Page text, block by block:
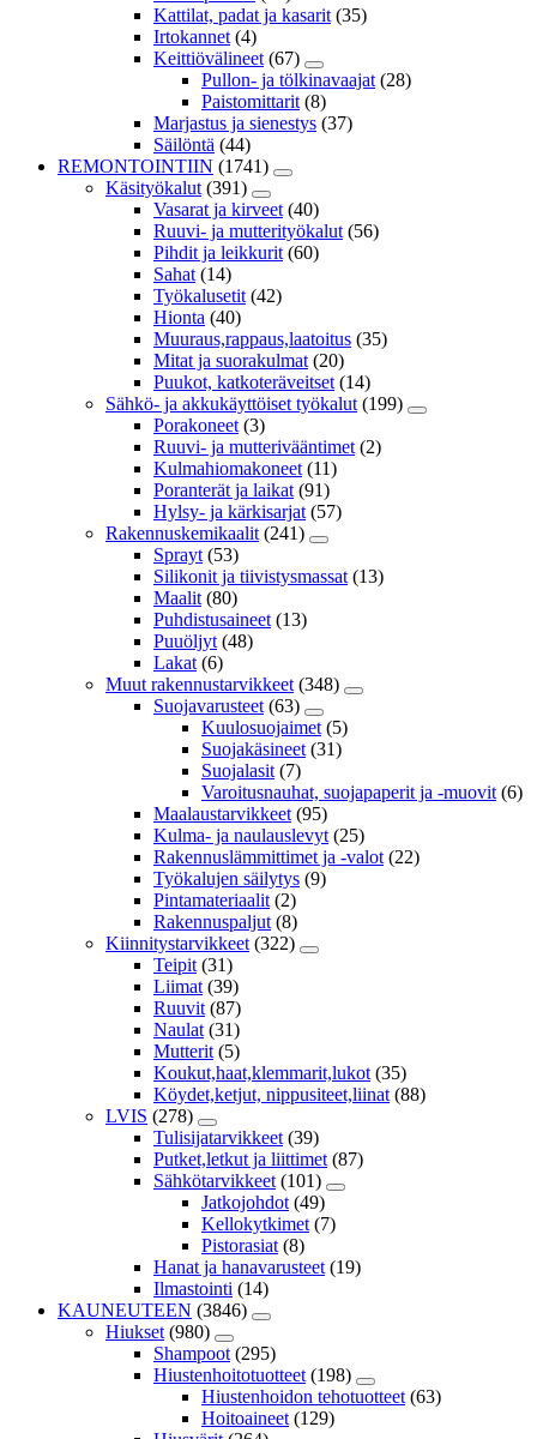
Kattilat, padat ja kasarit (35)
Irtokannet (4)
Keittiövälineet (67)
Pullon- ja tölkinavaajat (28)
Paistomittarit (8)
Marjastus ja sienestys (37)
Säilöntä (44)
REMONTOINTIIN (1741)
Käsityökalut (391)
Vasarat ja kirveet (40)
Ruuvi- ja mutterityökalut (56)
Pihdit ja leikkurit (60)
Sahat (14)
Työkalusetit (42)
Hionta (40)
Muuraus,rappaus,laatoitus (35)
Mitat ja suorakulmat (20)
Puukot, katkoteräveitset (14)
Sähkö- ja akkukäyttöiset työkalut (199)
Porakoneet (3)
Ruuvi- ja mutterivääntimet (2)
Kulmahiomakoneet (11)
Poranterät ja laikat (91)
Hylsy- ja kärkisarjat (57)
Rakennuskemikaalit (241)
Sprayt (53)
Silikonit ja tiivistysmassat (13)
Maalit (80)
Puhdistusaineet (13)
Puuöljyt (48)
Lakat (6)
Muut rakennustarvikkeet (348)
Suojavarusteet (63)
Kuulosuojaimet (5)
Suojakäsineet (31)
Suojalasit (7)
Varoitusnauhat, suojapaperit ja -muovit (6)
Maalaustarvikkeet (95)
Kulma- ja naulauslevyt (25)
Rakennuslämmittimet ja -valot (22)
Työkalujen säilytys (9)
Pintamateriaalit (2)
Rakennuspaljut (8)
Kiinnitystarvikkeet (322)
Teipit (31)
Liimat (39)
Ruuvit (87)
Naulat (31)
Mutterit (5)
Koukut,haat,klemmarit,lukot (35)
Köydet,ketjut, nippusiteet,liinat (88)
LVIS (278)
Tulisijatarvikkeet (39)
Putket,letkut ja liittimet (87)
Sähkötarvikkeet (101)
Jatkojohdot (49)
Kellokytkimet (7)
Pistorasiat (8)
Hanat ja hanavarusteet (19)
Ilmastointi (14)
KAUNEUTEEN (3846)
Hiukset (980)
Shampoot (295)
Hiustenhoitotuotteet (198)
Hiustenhoidon tehotuotteet (63)
Hoitoaineet (129)